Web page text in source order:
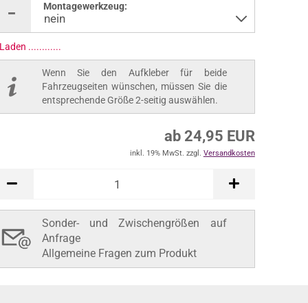
Montagewerkzeug:
..............
Wenn Sie den Aufkleber für beide
Fahrzeugseiten wünschen, müssen Sie die
entsprechende Größe 2-seitig auswählen.
ab 24,95 EUR
inkl. 19% MwSt. zzgl. Versandkosten
Sonder- und Zwischengrößen auf
Anfrage
Allgemeine Fragen zum Produkt